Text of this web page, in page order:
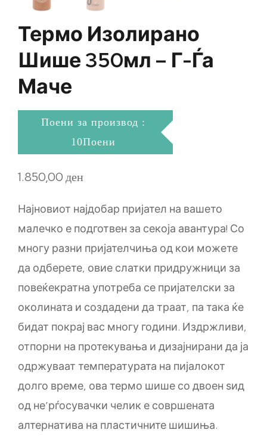
Термо Изолирано
Шише 350мл – Г-Ѓа
Маче
Поени за производ :
10Поени
1.850,00ден
Најновиот најдобар пријател на вашето
малечко е подготвен за секоја авантура! Со
многу разни пријателчиња од кои можете
да одберете, овие слатки придружници за
повеќекратна употреба се пријателски за
околината и создадени да траат, па така ќе
бидат покрај вас многу години. Издржливи,
отпорни на протекувања и дизајнирани да ја
одржуваат температурата на пијалокот
долго време, ова термо шише со двоен ѕид
од не’рѓосувачки челик е совршената
алтернатива на пластичните шишиња.